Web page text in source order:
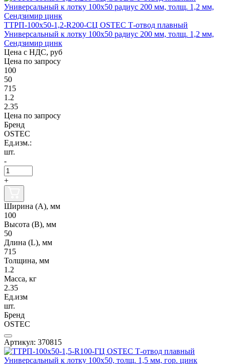
ТТРП-100х50-1,2-R200-СЦ OSTEC Т-отвод плавный
Универсальный к лотку 100х50 радиус 200 мм, толщ. 1,2 мм,
Сендзимир цинк
Цена с НДС, руб
Цена по запросу
100
50
715
1.2
2.35
Цена по запросу
Бренд
OSTEC
Ед.изм.:
шт.
-
+
Ширина (А), мм
100
Высота (В), мм
50
Длина (L), мм
715
Толщина, мм
1.2
Масса, кг
2.35
Ед.изм
шт.
Бренд
OSTEC
Артикул: 370815